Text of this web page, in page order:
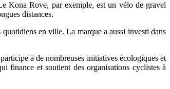
Kona Rove, par exemple, est un vélo de gravel
distances.
en ville. La marque a aussi investi dans
à de nombreuses initiatives écologiques et
finance et soutient des organisations cyclistes à